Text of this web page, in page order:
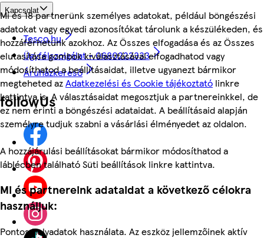
Mi és 18 partnerünk személyes adatokat, például böngészési
adatokat vagy egyedi azonosítókat tárolunk a készülékeden, és
hozzáférhetünk azokhoz. Az Összes elfogadása és az Összes
elutasítása gombok kiválasztásával elfogadhatod vagy
módosíthatod a beállításaidat, illetve ugyanezt bármikor
megteheted azAdatkezelési és Cookie tájékoztató linkre
kattintva is. A választásaidat megosztjuk a partnereinkkel, de
ez nem érinti a böngészési adataidat. A beállításaid alapján
személyre tudjuk szabni a vásárlási élményedet az oldalon.
A hozzájárulási beállításokat bármikor módosíthatod a
láblécben található Süti beállítások linkre kattintva.
Mi és partnereink adataidat a következő célokra
használjuk:
Pontos helyadatok használata. Az eszköz jellemzőinek aktív
Kapcsolat
Tesco.hu
Ügyfélszolgálat - 0680222333
Áruházkereső
followUs